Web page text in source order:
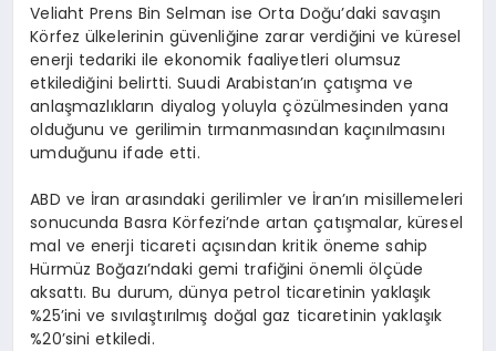
Veliaht Prens Bin Selman ise Orta Doğu’daki savaşın
Körfez ülkelerinin güvenliğine zarar verdiğini ve küresel
enerji tedariki ile ekonomik faaliyetleri olumsuz
etkilediğini belirtti. Suudi Arabistan’ın çatışma ve
anlaşmazlıkların diyalog yoluyla çözülmesinden yana
olduğunu ve gerilimin tırmanmasından kaçınılmasını
umduğunu ifade etti.
ABD ve İran arasındaki gerilimler ve İran’ın misillemeleri
sonucunda Basra Körfezi’nde artan çatışmalar, küresel
mal ve enerji ticareti açısından kritik öneme sahip
Hürmüz Boğazı’ndaki gemi trafiğini önemli ölçüde
aksattı. Bu durum, dünya petrol ticaretinin yaklaşık
%25’ini ve sıvılaştırılmış doğal gaz ticaretinin yaklaşık
%20’sini etkiledi.